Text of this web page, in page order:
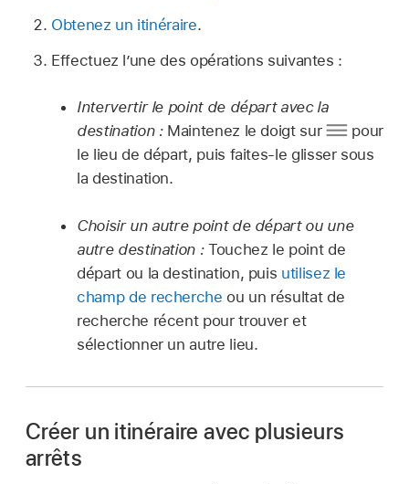
Obtenez un itinéraire.
Effectuez l’une des opérations suivantes :
Intervertir le point de départ avec la
destination :Maintenez le doigt sur
pour
le lieu de départ, puis faites-le glisser sous
la destination.
Choisir un autre point de départ ou une
autre destination :Touchez le point de
départ ou la destination, puis utilisez le
champ de recherche ou un résultat de
recherche récent pour trouver et
sélectionner un autre lieu.
Créer un itinéraire avec plusieurs
arrêts